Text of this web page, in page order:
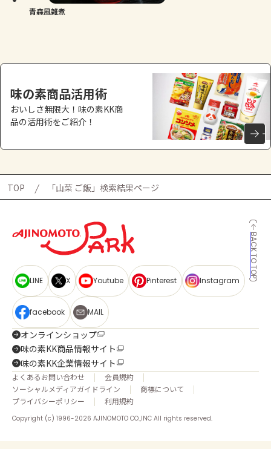
青森風雑煮
味の素商品活用術
おいしさ無限大！味の素KK商
品の活用術をご紹介！
TOP 「山菜 ご飯」検索結果ページ
BACK TO TOP
LINE X Youtube Pinterest Instagram
facebook MAIL
オンラインショップ
味の素KK商品情報サイト
味の素KK企業情報サイト
よくあるお問い合わせ
会員規約
ソーシャルメディアガイドライン
商標について
プライバシーポリシー
利用規約
Copyright (c) 1996-2026 AJINOMOTO CO.,INC All rights reserved.